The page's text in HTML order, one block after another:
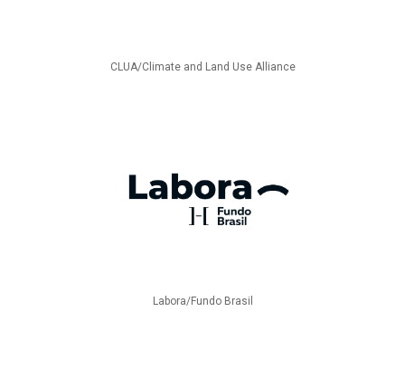
CLUA/Climate and Land Use Alliance
Labora/Fundo Brasil